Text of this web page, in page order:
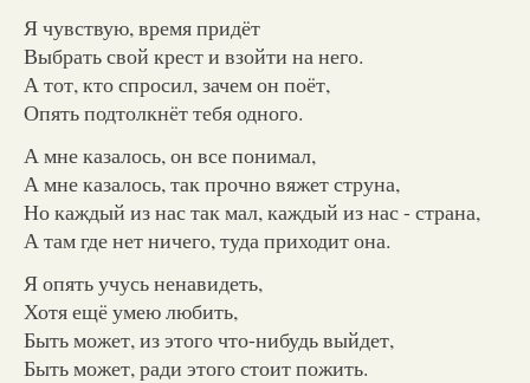
Я чувствую, время придёт
Выбрать свой крест и взойти на него.
А тот, кто спросил, зачем он поёт,
Опять подтолкнёт тебя одного.
А мне казалось, он все понимал,
А мне казалось, так прочно вяжет струна,
Но каждый из нас так мал, каждый из нас - страна,
А там где нет ничего, туда приходит она.
Я опять учусь ненавидеть,
Хотя ещё умею любить,
Быть может, из этого что-нибудь выйдет,
Быть может, ради этого стоит пожить.